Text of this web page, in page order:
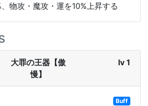
物攻・魔攻・運を10%上昇する
大罪の王器【傲
慢】
lv 1
Buff